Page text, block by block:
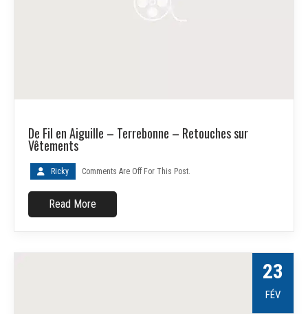
De Fil en Aiguille – Terrebonne – Retouches sur
Vêtements
Ricky Comments Are Off For This Post.
Read More
23
FÉV